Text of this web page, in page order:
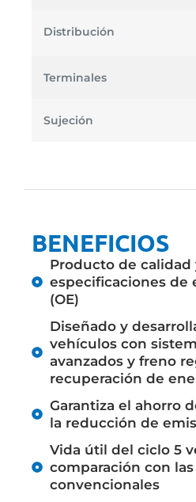
Distribución
Terminales
Sujeción
BENEFICIOS
Producto de calidad
especificaciones de
(OE)
Diseñado y
vehículos con
avanzados y freno
recuperación de
Garantiza el ahorro
la reducción de
Vida útil del ciclo 5
comparación con
convencionales